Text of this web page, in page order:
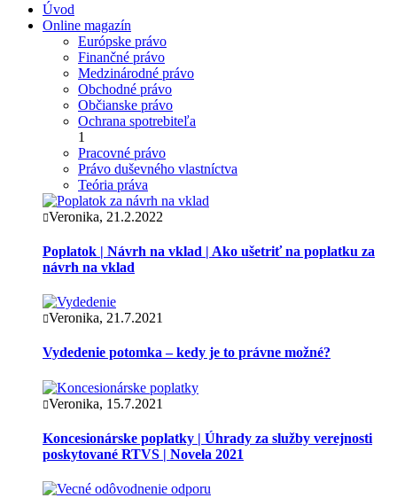
Úvod
Online magazín
Európske právo
Finančné právo
Medzinárodné právo
Obchodné právo
Občianske právo
Ochrana spotrebiteľa
1
Pracovné právo
Právo duševného vlastníctva
Teória práva
Veronika, 21.2.2022
Poplatok | Návrh na vklad | Ako ušetriť na poplatku za
návrh na vklad
Veronika, 21.7.2021
Vydedenie potomka – kedy je to právne možné?
Veronika, 15.7.2021
Koncesionárske poplatky | Úhrady za služby verejnosti
poskytované RTVS | Novela 2021